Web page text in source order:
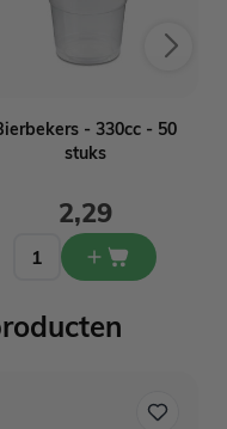
- 330cc - 50
stuks
2,29